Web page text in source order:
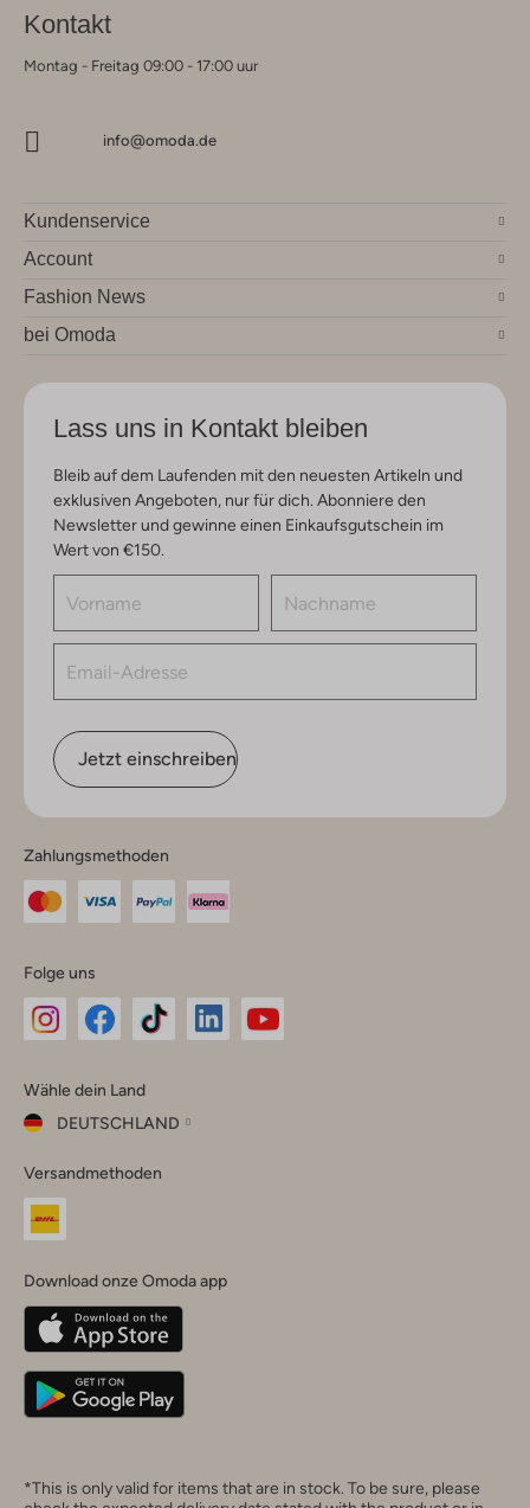
Kontakt
Montag - Freitag 09:00 - 17:00 uur
info@omoda.de
Kundenservice
Account
Fashion News
bei Omoda
Lass uns in Kontakt bleiben
Bleib auf dem Laufenden mit den neuesten Artikeln und
exklusiven Angeboten, nur für dich. Abonniere den
Newsletter und gewinne einen Einkaufsgutschein im
Wert von €150.
Jetzt einschreiben
Zahlungsmethoden
Folge uns
Instagram
Facebook
TikTok
Wähle dein Land
DEUTSCHLAND
dein
Land
Belgique(Français)
Deutschland
Versandmethoden
Download onze Omoda app
*This is only valid for items that are in stock. To be sure, please